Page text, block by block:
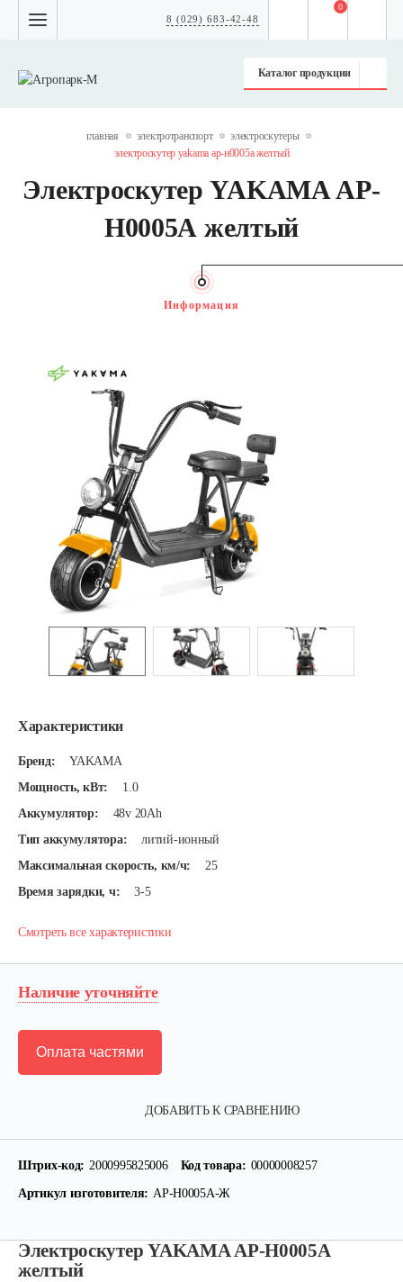
8 (029) 683-42-48
Каталог продукции
0
главная электротранспорт
электроскутеры
электроскутер yakama ар-н0005а желтый
Электроскутер YAKAMA АР-
Н0005А желтый
Характеристики
Бренд:
YAKAMA
Мощность, кВт:
1.0
Аккумулятор:
48v 20Ah
Тип аккумулятора:
литий-ионный
Максимальная скорость, км/ч:
25
Время зарядки, ч:
3-5
Смотреть все характеристики
Информация
Наличие уточняйте
ДОБАВИТЬ К СРАВНЕНИЮ
Оплата частями
Штрих-код: 2000995825006 Код товара: 00000008257
Артикул изготовителя: АР-Н0005А-Ж
Электроскутер YAKAMA АР-Н0005А
желтый